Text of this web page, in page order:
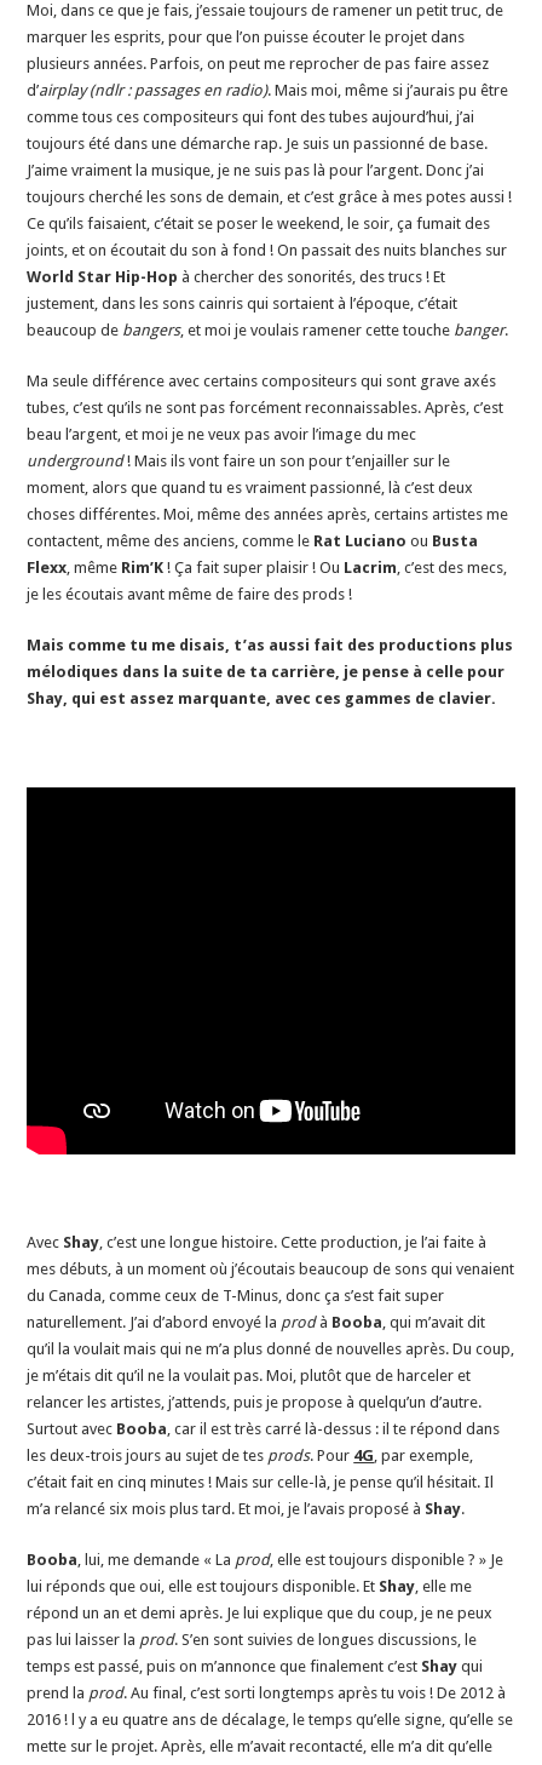
Moi, dans ce que je fais, j’essaie toujours de ramener un petit truc, de
marquer les esprits, pour que l’on puisse écouter le projet dans
plusieurs années. Parfois, on peut me reprocher de pas faire assez
d’airplay (ndlr : passages en radio). Mais moi, même si j’aurais pu être
comme tous ces compositeurs qui font des tubes aujourd’hui, j’ai
toujours été dans une démarche rap. Je suis un passionné de base.
J’aime vraiment la musique, je ne suis pas là pour l’argent. Donc j’ai
toujours cherché les sons de demain, et c’est grâce à mes potes aussi !
Ce qu’ils faisaient, c’était se poser le weekend, le soir, ça fumait des
joints, et on écoutait du son à fond ! On passait des nuits blanches sur
World Star Hip-Hop à chercher des sonorités, des trucs ! Et
justement, dans les sons cainris qui sortaient à l’époque, c’était
beaucoup de bangers, et moi je voulais ramener cette touche banger.
Ma seule différence avec certains compositeurs qui sont grave axés
tubes, c’est qu’ils ne sont pas forcément reconnaissables. Après, c’est
beau l’argent, et moi je ne veux pas avoir l’image du mec
underground! Mais ils vont faire un son pour t’enjailler sur le
moment, alors que quand tu es vraiment passionné, là c’est deux
choses différentes. Moi, même des années après, certains artistes me
contactent, même des anciens, comme le Rat Luciano ou Busta
Flexx, même Rim’K! Ça fait super plaisir ! Ou Lacrim, c’est des mecs,
je les écoutais avant même de faire des prods !
Mais comme tu me disais, t’as aussi fait des productions plus
mélodiques dans la suite de ta carrière, je pense à celle pour
Shay, qui est assez marquante, avec ces gammes de clavier.
Avec Shay , c’est une longue histoire. Cette production, je l’ai faite à
mes débuts, à un moment où j’écoutais beaucoup de sons qui venaient
du Canada, comme ceux de T-Minus, donc ça s’est fait super
naturellement. J’ai d’abord envoyé la prod à Booba , qui m’avait dit
qu’il la voulait mais qui ne m’a plus donné de nouvelles après. Du coup,
je m’étais dit qu’il ne la voulait pas. Moi, plutôt que de harceler et
relancer les artistes, j’attends, puis je propose à quelqu’un d’autre.
Surtout avec Booba , car il est très carré là-dessus : il te répond dans
les deux-trois jours au sujet de tes prods. Pour 4G , par exemple,
c’était fait en cinq minutes ! Mais sur celle-là, je pense qu’il hésitait. Il
m’a relancé six mois plus tard. Et moi, je l’avais proposé à Shay.
Booba , lui, me demande « La prod, elle est toujours disponible ? » Je
lui réponds que oui, elle est toujours disponible. Et Shay , elle me
répond un an et demi après. Je lui explique que du coup, je ne peux
pas lui laisser la prod. S’en sont suivies de longues discussions, le
temps est passé, puis on m’annonce que finalement c’est Shay qui
prend la prod. Au final, c’est sorti longtemps après tu vois ! De 2012 à
2016 ! l y a eu quatre ans de décalage, le temps qu’elle signe, qu’elle se
mette sur le projet. Après, elle m’avait recontacté, elle m’a dit qu’elle